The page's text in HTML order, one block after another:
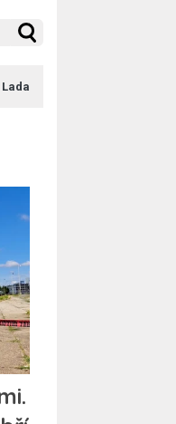
Lada